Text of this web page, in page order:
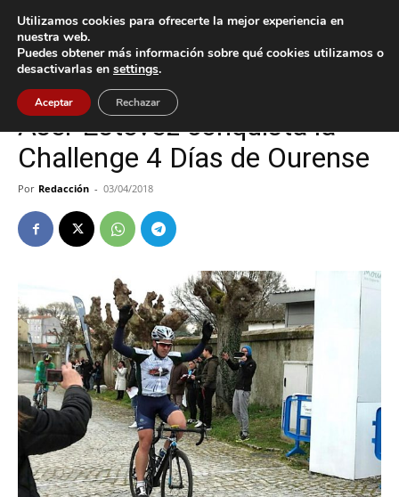
Inicio A Guarda
A Guarda Deportes
Aser Estévez conquista la
Challenge 4 Días de Ourense
Por Redacción - 03/04/2018
Utilizamos cookies para ofrecerte la mejor experiencia en
nuestra web.
Puedes obtener más información sobre qué cookies utilizamos o
desactivarlas en settings.
Aceptar Rechazar